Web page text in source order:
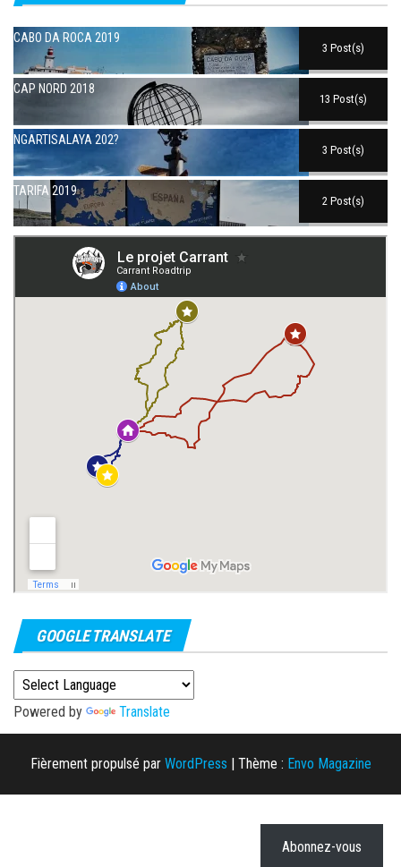
CABO DA ROCA 2019
3 Post(s)
CAP NORD 2018
13 Post(s)
NGARTISALAYA 202?
3 Post(s)
TARIFA 2019
2 Post(s)
GOOGLE TRANSLATE
Powered by Translate
Fièrement propulsé par WordPress | Thème : Envo Magazine
Abonnez-vous